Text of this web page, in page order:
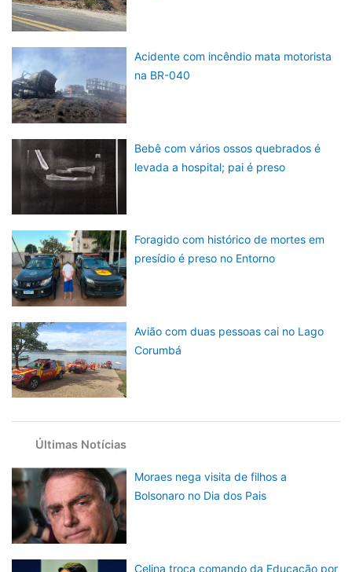
Acidente com incêndio mata motorista
na BR-040
Bebê com vários ossos quebrados é
levada a hospital; pai é preso
Foragido com histórico de mortes em
presídio é preso no Entorno
Avião com duas pessoas cai no Lago
Corumbá
Últimas Notícias
Moraes nega visita de filhos a
Bolsonaro no Dia dos Pais
Celina troca comando da Educação por